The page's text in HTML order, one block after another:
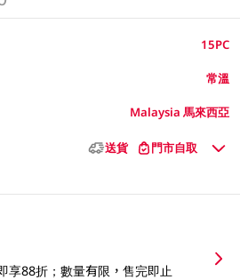
15PC
常溫
Malaysia 馬來西亞
送貨 門市自取
享88折；數量有限，售完即止